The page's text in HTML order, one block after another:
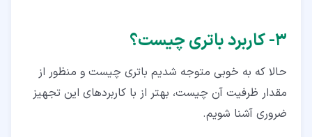
۳‏- کاربرد باتری چیست؟
حالا که به خوبی متوجه شدیم باتری چیست و منظور از
مقدار ظرفیت آن چیست، بهتر از با کاربردهای این تجهیز
ضروری آشنا شویم.